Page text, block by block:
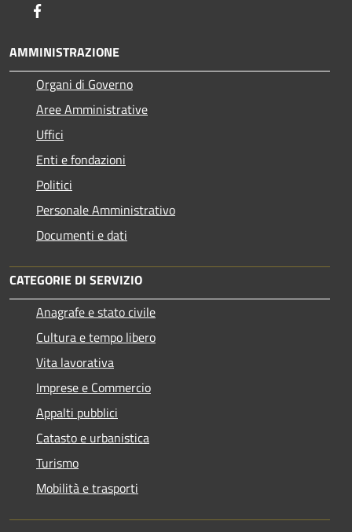
AMMINISTRAZIONE
Organi di Governo
Aree Amministrative
Uffici
Enti e fondazioni
Politici
Personale Amministrativo
Documenti e dati
CATEGORIE DI SERVIZIO
Anagrafe e stato civile
Cultura e tempo libero
Vita lavorativa
Imprese e Commercio
Appalti pubblici
Catasto e urbanistica
Turismo
Mobilità e trasporti